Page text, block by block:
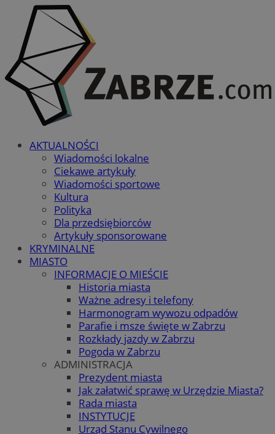
AKTUALNOŚCI
Wiadomości lokalne
Ciekawe artykuły
Wiadomości sportowe
Kultura
Polityka
Dla przedsiębiorców
Artykuły sponsorowane
KRYMINALNE
MIASTO
INFORMACJE O MIEŚCIE
Historia miasta
Ważne adresy i telefony
Harmonogram wywozu odpadów
Parafie i msze święte w Zabrzu
Rozkłady jazdy w Zabrzu
Pogoda w Zabrzu
ADMINISTRACJA
Prezydent miasta
Jak załatwić sprawę w Urzędzie Miasta?
Rada miasta
INSTYTUCJE
Urząd Stanu Cywilnego